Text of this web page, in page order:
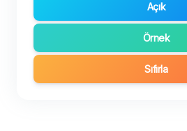
Açık
Örnek
Sıfırla